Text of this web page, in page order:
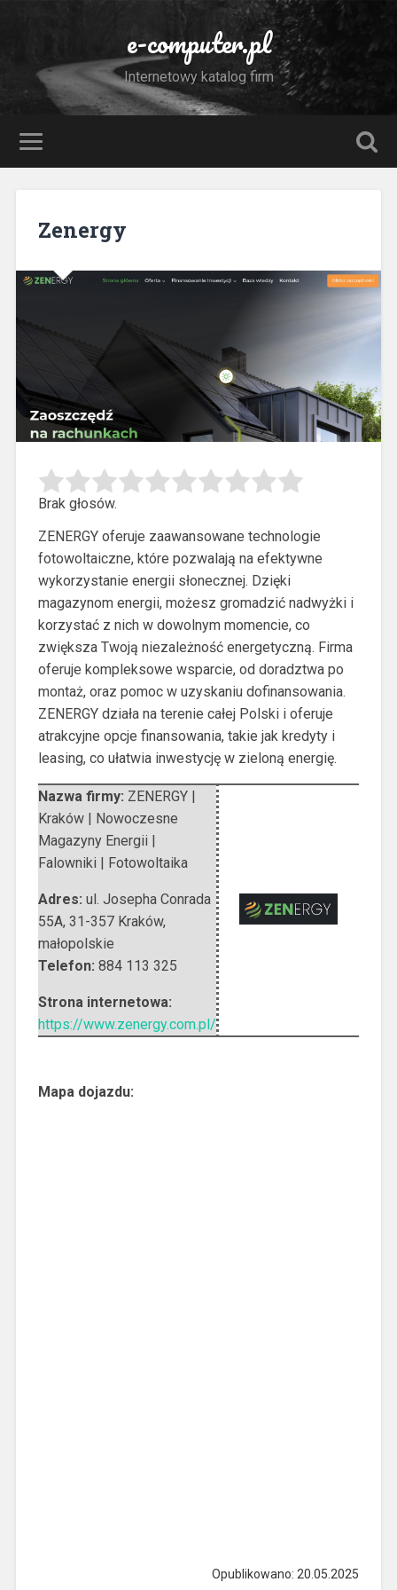
e-computer.pl
Internetowy katalog firm
Zenergy
Brak głosów.
ZENERGY oferuje zaawansowane technologie
fotowoltaiczne, które pozwalają na efektywne
wykorzystanie energii słonecznej. Dzięki
magazynom energii, możesz gromadzić nadwyżki i
korzystaćz nich w dowolnym momencie, co
zwiększa Twoją niezależność energetyczną. Firma
oferuje kompleksowe wsparcie, od doradztwa po
montaż, oraz pomoc w uzyskaniu dofinansowania.
ZENERGY działa na terenie całej Polski i oferuje
atrakcyjne opcje finansowania, takie jak kredyty i
leasing, co ułatwia inwestycję w zieloną energię.
Nazwa firmy: ZENERGY |
Kraków | Nowoczesne
Magazyny Energii |
Falowniki | Fotowoltaika
Adres: ul. Josepha Conrada
55A, 31-357 Kraków,
małopolskie
Telefon: 884 113 325
Strona internetowa:
https://www.zenergy.com.pl/
Mapa dojazdu:
Opublikowano: 20.05.2025